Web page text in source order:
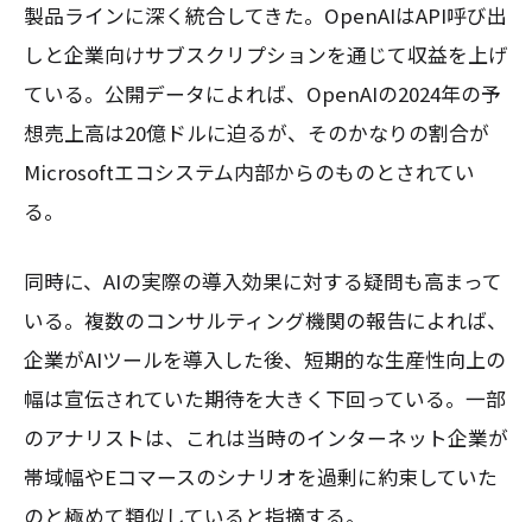
製品ラインに深く統合してきた。OpenAIはAPI呼び出
しと企業向けサブスクリプションを通じて収益を上げ
ている。公開データによれば、OpenAIの2024年の予
想売上高は20億ドルに迫るが、そのかなりの割合が
Microsoftエコシステム内部からのものとされてい
る。
同時に、AIの実際の導入効果に対する疑問も高まって
いる。複数のコンサルティング機関の報告によれば、
企業がAIツールを導入した後、短期的な生産性向上の
幅は宣伝されていた期待を大きく下回っている。一部
のアナリストは、これは当時のインターネット企業が
帯域幅やEコマースのシナリオを過剰に約束していた
のと極めて類似していると指摘する。